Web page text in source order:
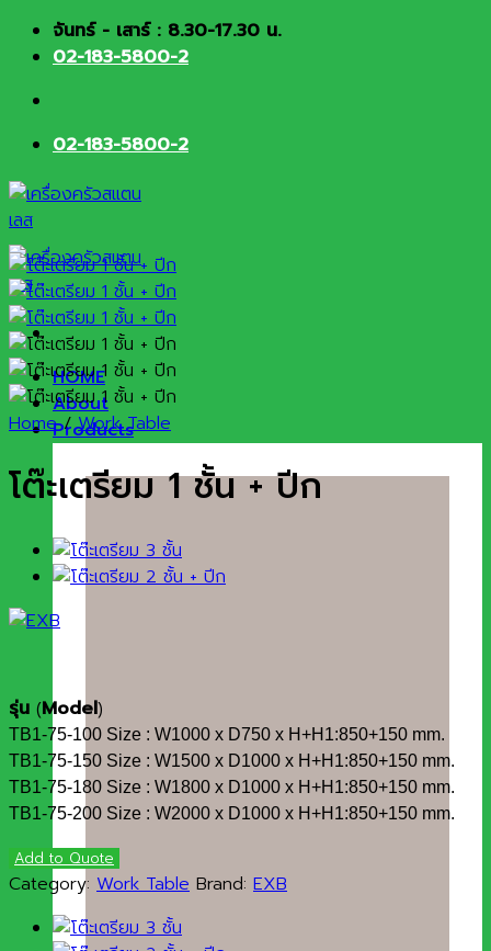
Skip จันทร์ - เสาร์ : 8.30-17.30 น.
02-183-5800-2
02-183-5800-2
HOME
About
Products
Home / Work Table
โต๊ะเตรียม 1 ชั้น + ปีก
รุ่น (Model)
TB1-75-100 Size : W1000 x D750 x H+H1:850+150 mm.
TB1-75-150 Size : W1500 x D1000 x H+H1:850+150 mm.
TB1-75-180 Size : W1800 x D1000 x H+H1:850+150 mm.
TB1-75-200 Size : W2000 x D1000 x H+H1:850+150 mm.
Add to Quote
Category: Work Table Brand: EXB